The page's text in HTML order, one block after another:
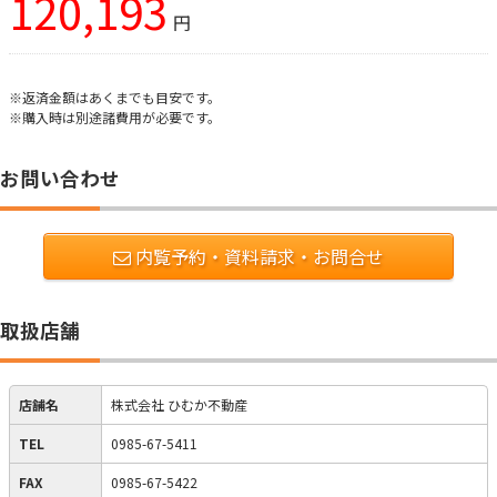
円
※返済金額はあくまでも目安です。
※購入時は別途諸費用が必要です。
お問い合わせ
内覧予約・資料請求・お問合せ
取扱店舗
店舗名 株式会社 ひむか不動産
TEL 0985-67-5411
FAX 0985-67-5422